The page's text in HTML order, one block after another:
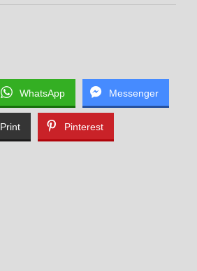
WhatsApp Messenger
Print Pinterest